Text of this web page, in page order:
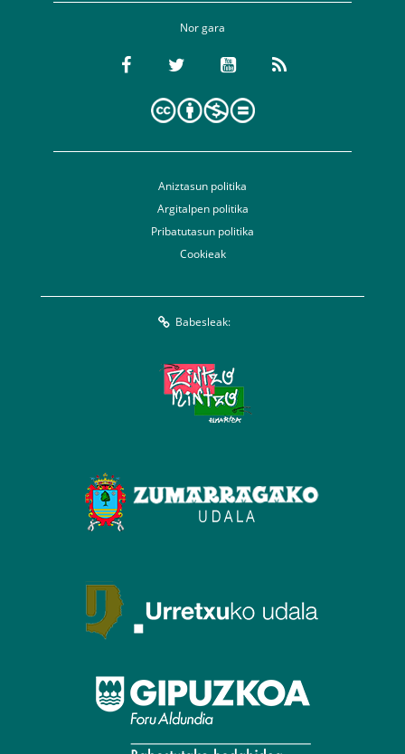
Nor gara
Aniztasun politika
Argitalpen politika
Pribatutasun politika
Cookieak
Babesleak: